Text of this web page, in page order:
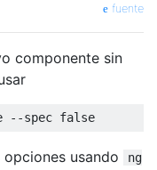
fuente
componente sin
usando
ng